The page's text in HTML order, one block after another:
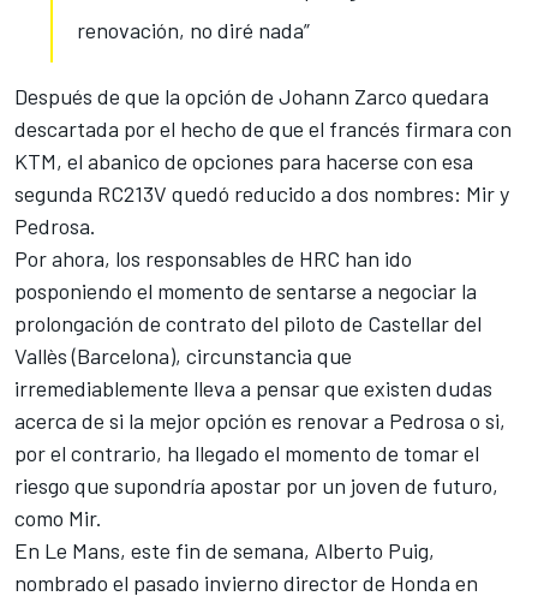
renovación, no diré nada”
Después de que la opción de Johann Zarco quedara
descartada por el hecho de que el francés firmara con
KTM, el abanico de opciones para hacerse con esa
segunda RC213V quedó reducido a dos nombres: Mir y
Pedrosa.
Por ahora, los responsables de HRC han ido
posponiendo el momento de sentarse a negociar la
prolongación de contrato del piloto de Castellar del
Vallès (Barcelona), circunstancia que
irremediablemente lleva a pensar que existen dudas
acerca de si la mejor opción es renovar a Pedrosa o si,
por el contrario, ha llegado el momento de tomar el
riesgo que supondría apostar por un joven de futuro,
como Mir.
En Le Mans, este fin de semana, Alberto Puig,
nombrado el pasado invierno director de Honda en